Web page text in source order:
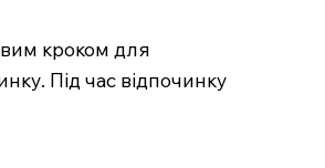
кроком для
Під час відпочинку